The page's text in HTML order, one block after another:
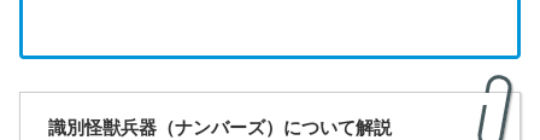
識別怪獣兵器（ナンバーズ）について解説